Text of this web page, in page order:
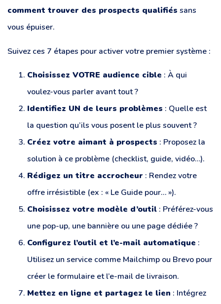
comment trouver des prospects qualifiés sans
vous épuiser.
Suivez ces 7 étapes pour activer votre premier système :
Choisissez VOTRE audience cible : À qui
voulez-vous parler avant tout ?
Identifiez UN de leurs problèmes : Quelle est
la question qu’ils vous posent le plus souvent ?
Créez votre aimant à prospects : Proposez la
solution à ce problème (checklist, guide, vidéo…).
Rédigez un titre accrocheur : Rendez votre
offre irrésistible (ex : « Le Guide pour… »).
Choisissez votre modèle d’outil : Préférez-vous
une pop-up, une bannière ou une page dédiée ?
Configurez l’outil et l’e-mail automatique :
Utilisez un service comme Mailchimp ou Brevo pour
créer le formulaire et l’e-mail de livraison.
Mettez en ligne et partagez le lien : Intégrez